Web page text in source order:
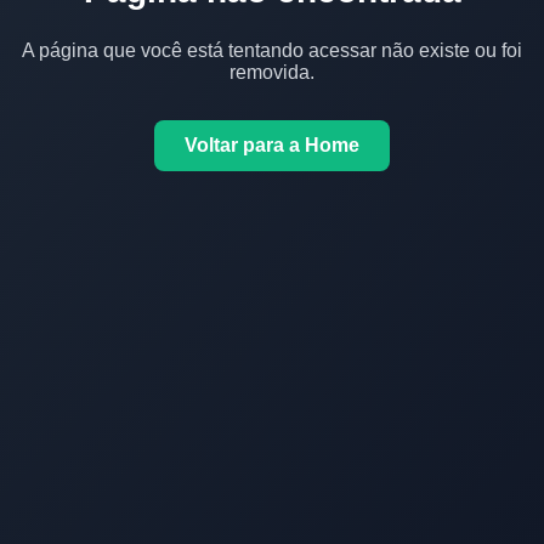
A página que você está tentando acessar não existe ou foi
removida.
Voltar para a Home